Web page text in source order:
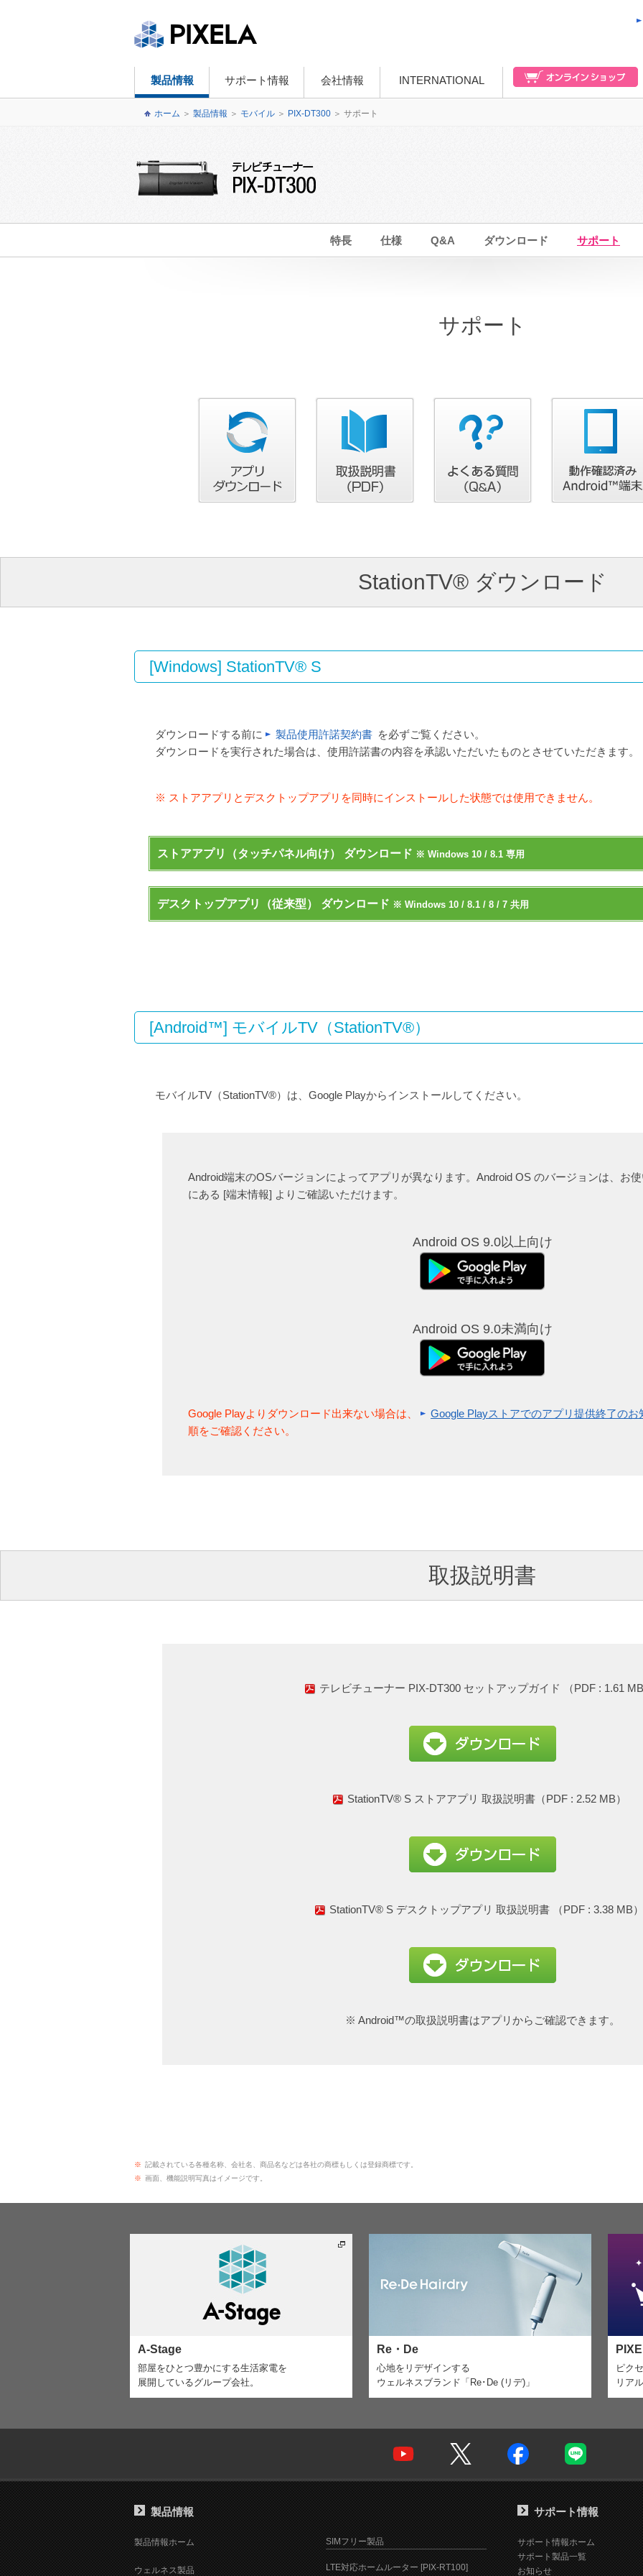
製品情報 サポート情報 会社情報 INTERNATIONAL
ホーム ＞ 製品情報 ＞ モバイル ＞ PIX-DT300 ＞ サポート
特長 仕様 Q&A ダウンロード サポート
サポート
StationTV® ダウンロード
[Windows] StationTV® S
ダウンロードする前に 製品使用許諾契約書 を必ずご覧ください。
ダウンロードを実行された場合は、使用許諾書の内容を承認いただいたものとさせていただきます。
※ ストアアプリとデスクトップアプリを同時にインストールした状態では使用できません。
ストアアプリ（タッチパネル向け） ダウンロード ※ Windows 10 / 8.1 専用
デスクトップアプリ（従来型） ダウンロード ※ Windows 10 / 8.1 / 8 / 7 共用
[Android™] モバイルTV（StationTV®）
モバイルTV（StationTV®）は、Google Playからインストールしてください。
Android端末のOSバージョンによってアプリが異なります。Android OS のバージョンは、お
にある [端末情報] よりご確認いただけます。
Android OS 9.0以上向け
Android OS 9.0未満向け
Google Playよりダウンロード出来ない場合は、
Google Playストアでのアプリ提供終了のお
順をご確認ください。
取扱説明書
テレビチューナー PIX-DT300 セットアップガイド （PDF : 1.61
StationTV® S ストアアプリ 取扱説明書（PDF : 2.52 MB）
StationTV® S デスクトップアプリ 取扱説明書 （PDF : 3.38 MB）
※ Android™の取扱説明書はアプリからご確認できます。
※ 記載されている各種名称、会社名、商品名などは各社の商標もしくは登録商標です。
※ 画面、機能説明写真はイメージです。
A-Stage
部屋をひとつ豊かにする生活家電を
展開しているグループ会社。
Re・De
心地をリデザインする
ウェルネスブランド「Re･De (リデ)」
ピク
リア
製品情報
製品情報ホーム
ウェルネス製品
SIMフリー製品
LTE対応ホームルーター [PIX-RT100]
サポート情報
サポート情報ホーム
サポート製品一覧
お知らせ